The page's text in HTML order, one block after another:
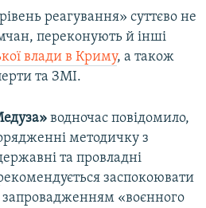
реагування» суттєво не
переконують й інші
влади в Криму, а також
та ЗМІ.
водночас повідомило,
методичку з
та провладні
заспокоювати
запровадженням «воєнного